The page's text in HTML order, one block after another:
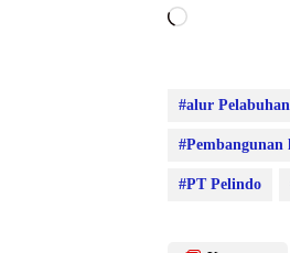
Memuat...
#alur Pelabuhan
#Pembangunan
#PT Pelindo